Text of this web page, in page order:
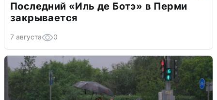
Последний «Иль де Ботэ» в Перми
закрывается
7 августа 0